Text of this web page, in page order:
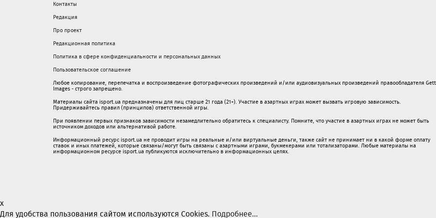
Контакты
Редакция
Про проект
Редакционная политика
Политика в сфере конфиденциальности и персональных данных
Пользовательское соглашение
Любое копирование, перепечатка и воспроизведение фотографических произведений и/или аудиовизуальных произведений правообладателя
Images - строго запрещено.
Материалы сайта isport.ua предназначены для лиц старше 21 года (21+). Участие в азартных играх может вызвать игровую зависимость.
Придерживайтесь правил (принципов) ответственной игры.
При появлении первых признаков зависимости незамедлительно обратитесь к специалисту. Помните, что участие в азартных играх не может быть
источником доходов или альтернативой работе.
Информационный ресурс isport.ua не проводит игры на реальные и/или виртуальные деньги, также сайт не принимает ни в какой форме oплaту
ставок и иных платежей, которые связаны/могут быть связаны c азартными игрaми, букмекерами или тотализаторами. Любые материалы на
информационном ресурсе isport.ua публикуютcя исключительно в информационных целях.
x
Для удобства пользования сайтом используются Cookies. Подробнее...